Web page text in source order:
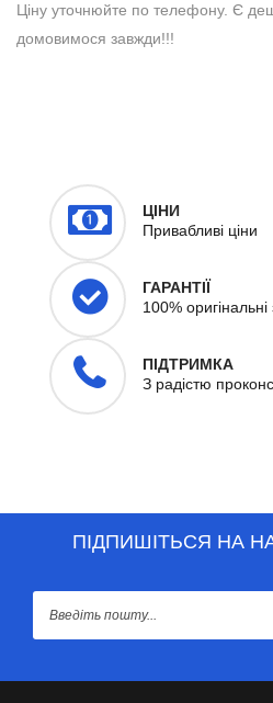
Ціну уточнюйте по телефону. Є
домовимося завжди!!!
ЦІНИ
Привабливі ціни
ГАРАНТІЇ
100%
ПІДТРИМКА
З радістю
ПІДПИШІТЬСЯ НА